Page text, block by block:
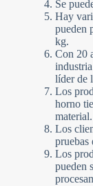
Se
Hay
pueden
kg.
Con 20
líder de
Los
horno
material.
Los
pruebas
Los
pueden